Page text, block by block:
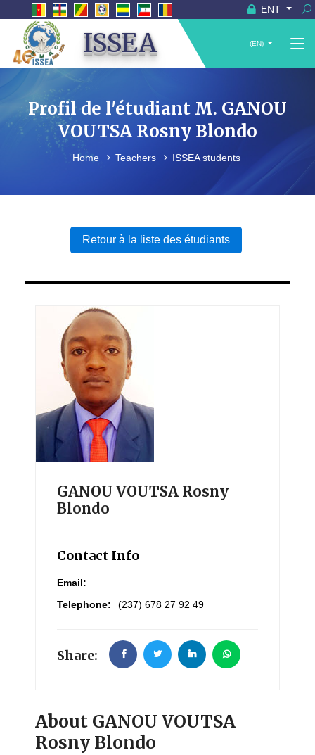
ENT
ISSEA (EN)
Profil de l'étudiant M. GANOU
VOUTSA Rosny Blondo
Home Teachers ISSEA students
Retour à la liste des étudiants
GANOU VOUTSA Rosny
Blondo
Contact Info
Email:
Telephone:
(237) 678 27 92 49
Share:
About GANOU VOUTSA
Rosny Blondo